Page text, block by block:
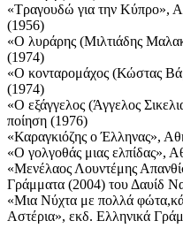
«Τραγουδώ για την Κύπρο»,
(1956)
«Ο λυράρης (Μιλτιάδης
(1974)
«Ο κονταρομάχος (Κώστας
(1974)
«Ο εξάγγελος (Άγγελος
ποίηση (1976)
«Καραγκιόζης ο Έλληνας»,
«Ο γολγοθάς μιας ελπίδας»,
«Μενέλαος Λουντέμης
Γράμματα (2004) του Δαυίδ
«Μια Νύχτα με πολλά
Αστέρια», εκδ. Ελληνικά